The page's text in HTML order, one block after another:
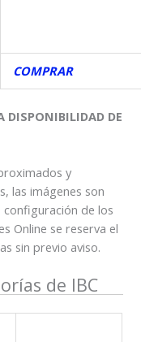
COMPRAR
DISPONIBILIDAD DE
y
las imágenes son
de los
Online se reserva el
sin previo aviso.
de IBC